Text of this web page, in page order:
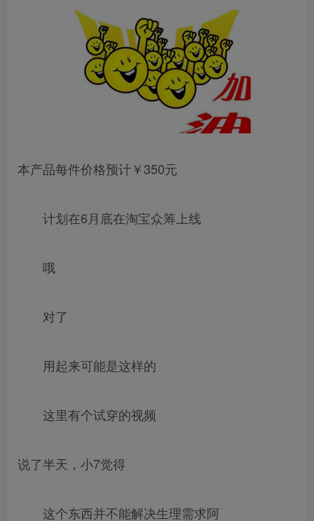
本产品每件价格预计￥350元
计划在6月底在淘宝众筹上线
哦
对了
用起来可能是这样的
这里有个试穿的视频
说了半天，小7觉得
这个东西并不能解决生理需求阿